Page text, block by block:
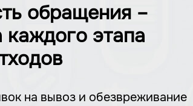
обращения –
этапа
на вывоз и обезвреживание